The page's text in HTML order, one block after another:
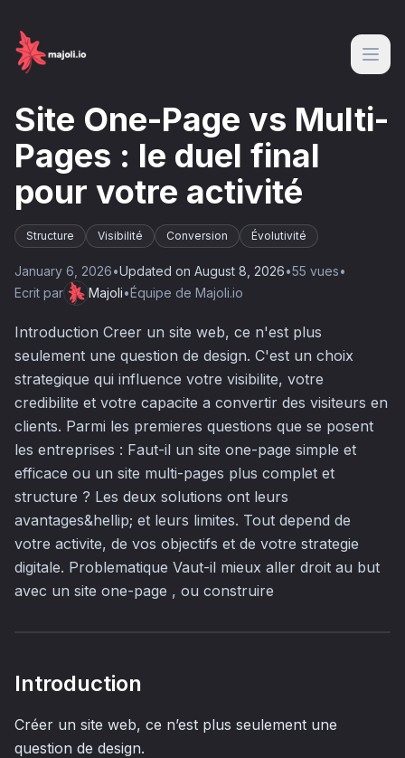
Site One-Page vs Multi-
Pages : le duel final
pour votre activité
Structure Visibilité Conversion Évolutivité
January 6, 2026•Updated on August 8, 2026•55 vues•
Ecrit par
Majoli•Équipe de Majoli.io
Introduction Creer un site web, ce n'est plus
seulement une question de design. C'est un choix
strategique qui influence votre visibilite, votre
credibilite et votre capacite a convertir des visiteurs en
clients. Parmi les premieres questions que se posent
les entreprises : Faut-il un site one-page simple et
efficace ou un site multi-pages plus complet et
structure ? Les deux solutions ont leurs
avantages&hellip; et leurs limites. Tout depend de
votre activite, de vos objectifs et de votre strategie
digitale. Problematique Vaut-il mieux aller droit au but
avec un site one-page , ou construire
Introduction
Créer un site web, ce n’est plus seulement une
question de design.